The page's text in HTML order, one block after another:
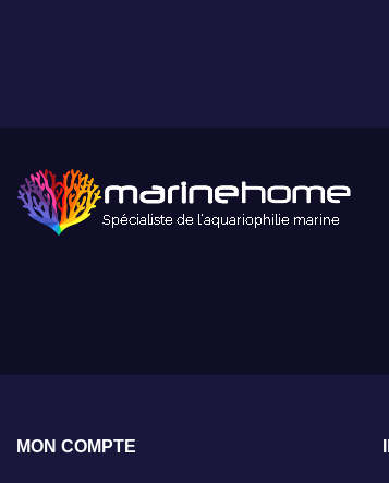
MON COMPTE